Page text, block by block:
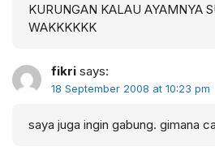
KURUNGAN KALAU AYAMNYA
WAKKKKKK
fikri says:
18 September 2008 at 10:23 pm
saya juga ingin gabung. gimana